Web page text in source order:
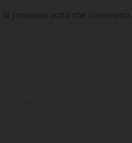
prossima volta che commento.